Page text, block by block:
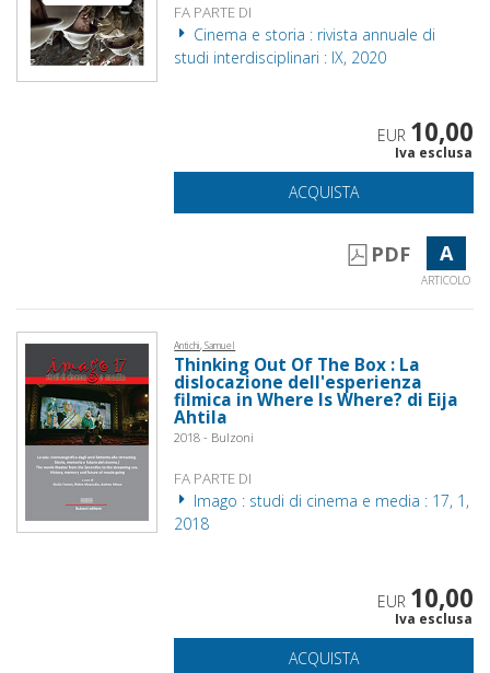
FA PARTE DI
Cinema e storia : rivista annuale di
studi interdisciplinari : IX, 2020
EUR 10,00
Iva esclusa
ACQUISTA
PDF A
ARTICOLO
Antichi, Samuel
Thinking Out Of The Box : La
dislocazione dell'esperienza
filmica in Where Is Where? di Eija
Ahtila
2018 - Bulzoni
FA PARTE DI
Imago : studi di cinema e media : 17, 1,
2018
EUR 10,00
Iva esclusa
ACQUISTA